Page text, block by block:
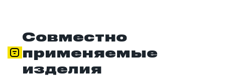
Совместно
применяемые
изделия